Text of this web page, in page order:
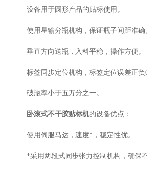
设备用于圆形产品的贴标使用。
使用星输分瓶机构，保证瓶子间距准确
垂直方向送瓶，入料平稳，操作方便。
标签同步定位机构，标签定位误差正负
破瓶率小于五万分之一。
卧滚式不干胶贴标机的设备优点：
使用伺服马达，速度*，稳定性优。
*采用两段式同步张力控制机构，确保不